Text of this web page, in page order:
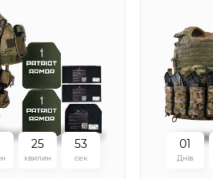
25
хвилин
52
сек
01
Днів